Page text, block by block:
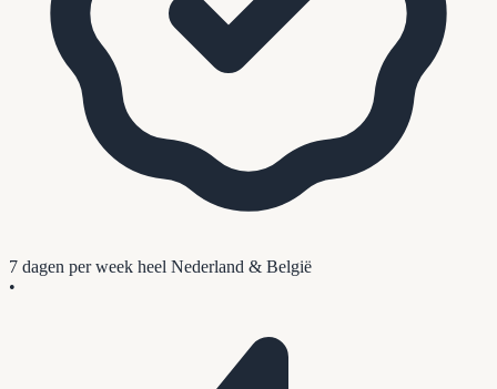
7 dagen per week heel Nederland & België
•